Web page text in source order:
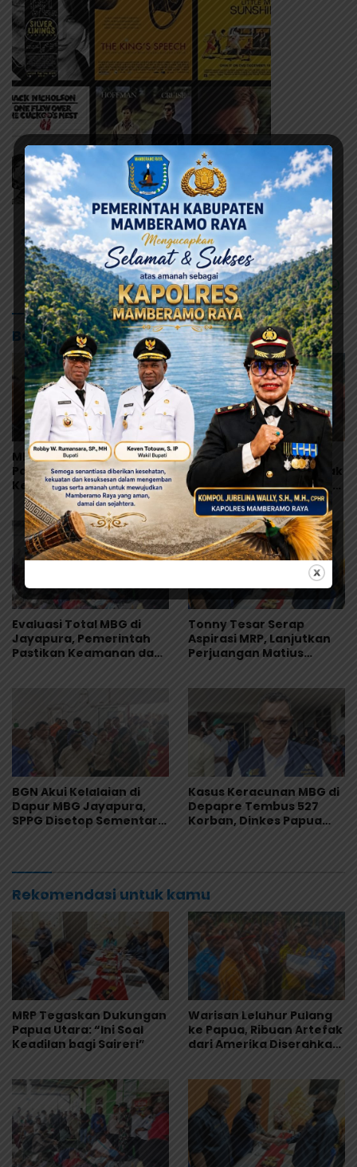
# KONI Papua # Pemilihan Ketua #Musprov
Baca Juga
MRP Tegaskan Dukungan
Papua Utara: “Ini Soal
Keadilan bagi Saireri”
Warisan Leluhur Pulang
ke Papua, Ribuan Artefak
dari Amerika Diserahkan
ke Museum Uncen
Evaluasi Total MBG di
Jayapura, Pemerintah
Pastikan Keamanan dan
Tonny Tesar Serap
Aspirasi MRP, Lanjutkan
Perjuangan Matius
Masyarakat Adat
BGN Akui Kelalaian di
Dapur MBG Jayapura,
SPPG Disetop Sementara
Kasus Keracunan MBG di
Depapre Tembus 527
Korban, Dinkes Papua
Rekomendasi untuk kamu
MRP Tegaskan Dukungan
Papua Utara: “Ini Soal
Keadilan bagi Saireri”
Warisan Leluhur Pulang
ke Papua, Ribuan Artefak
dari Amerika Diserahkan